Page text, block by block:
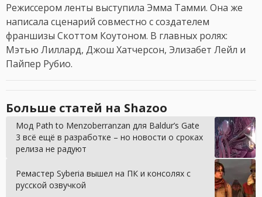
Режиссером ленты выступила Эмма Тамми. Она же
написала сценарий совместно с создателем
франшизы Скоттом Коутоном. В главных ролях:
Мэтью Лиллард, Джош Хатчерсон, Элизабет Лейл и
Пайпер Рубио.
Больше статей на Shazoo
Мод Path to Menzoberranzan для Baldur’s Gate
3 всё ещё в разработке – но новости о сроках
релиза не радуют
Ремастер Syberia вышел на ПК и консолях c
русской озвучкой